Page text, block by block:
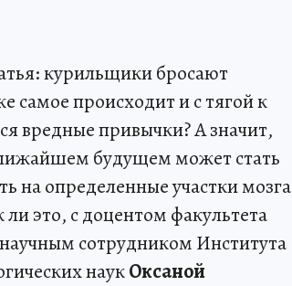
курильщики бросают
самое происходит и с тягой к
вредные привычки? А значит,
будущем может стать
на определенные участки мозга
это, с доцентом факультета
сотрудником Института
наукОксаной